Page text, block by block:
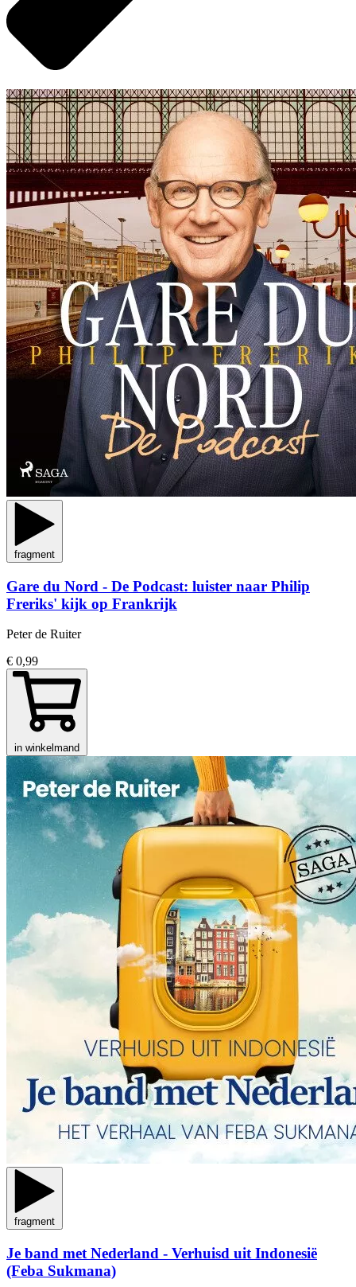
fragment
Gare du Nord - De Podcast: luister naar Philip
Freriks' kijk op Frankrijk
Peter de Ruiter
€ 0,99
in winkelmand
fragment
Je band met Nederland - Verhuisd uit Indonesië
(Feba Sukmana)